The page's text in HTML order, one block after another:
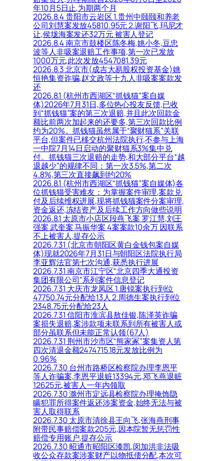
年10月5日止,为期两个月
2026.8.4 贵阳市云岩区 1.贵州中颐颐和养老
公司刘慧案发放45810.95元 2.谢阳飞,玛尼才
让,侯垅海案发还32万元 被害人登记
2026.8.4 南京市鼓楼区陈冬梅,姚小冬,豆忠
波等人非吸案退赔工作事项,第一次已发放
1000万元,此次发放4547081.39元
2026.8.3 北京市(成吉大易股权投资基金)姚
恒艳集资诈骗,赵文政等十九人非吸案案款发
还
2026.8.1 (杭州市西湖区“抓钱猫”案自媒
体)2026年7月31日,多位热心投友反馈,已收
到“抓钱猫”案的第三次退赔,并且此次回款金
额比前两次加起来的还要多,第三次回款比例
约为20%。抓钱猫虽然属于“聚财猫系”关联
平台,但案件已移交杭州法院执行,不参与上海
一中院7月14日启动的聚财猫系3%集中兑
付。抓钱猫三次退赔的走势,和大部分平台“越
退越少”的规律不同：第一次3.5%,第二次
4.8%,第三次直接飙到约20%
2026.8.1 (杭州市西湖区“抓钱猫”案自媒体)各
位抓钱猫受害难友：为掌握案件审理,案款兑
付及后续维权进展,现将抓钱猫案件分案审理,
资金返还,冻结资产及后续工作方向做些说明
2026.8.1 太原市小店区段燕飞案 罗江慧,刘王
强案 武奎案 马振华案 4案案款10余万 因联系
不上被害人,提存公示
2026.7.31 (北京市朝阳区黄白金钱包案自媒
体)现就2026年7月31日与朝阳区法院执行局
李亚辉法官第七次沟通,获悉执行进展
2026.7.31 南京市江宁区“北京四季大通投资
集团有限公司”系列案件信息登记
2026.7.31 大庆市龙凤区 1.唐锐案执行到位
47750.74元分配给13人 2.周德生案执行到位
2348.75元分配给23人
2026.7.31 信阳市淮滨县敖佳银,陈泽英诈骗
案损失退赔,案涉款项未联系到所有被害人或
部分虽联系但未能正常认领(67人)
2026.7.31 荆州市沙市区“熊家冢”案集资人第
四次清退金额2474715.18元发放比例为
0.96%
2026.7.30 台州市路桥区检察院办理李恩平
等人诈骗案,李恩平退赃13394元,邓飞燕退赃
12625元,被害人一年内领取
2026.7.30 滁州市定远县检察院办理掩饰隐
瞒犯罪所得案件返还涉案资金,始终无法与被
害人取得联系
2026.7.30 太原市清徐县王向飞,张海燕刑事
附带民事赔偿案款205元,因本院暂无惩罚性
赔偿专用账户,提存公示
2026.7.30 昭通市昭阳区漆凯,闵加洪非法吸
收公众存款案涉案财产以物抵债分配,本次可